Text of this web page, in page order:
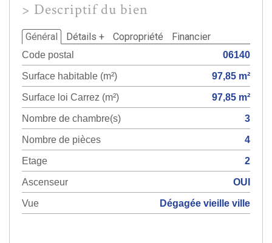
> Descriptif du bien
Général Détails + Copropriété Financier
Code postal
06140
Surface habitable (m²)
97,85 m²
Surface loi Carrez (m²)
97,85 m²
Nombre de chambre(s)
3
Nombre de pièces
4
Etage
2
Ascenseur
OUI
Vue
Dégagée vieille ville